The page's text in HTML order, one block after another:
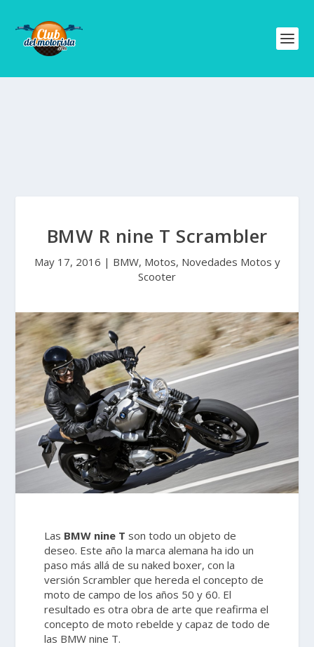
BMW R nine T Scrambler
May 17, 2016 | BMW, Motos, Novedades Motos y
Scooter
Las BMW nine T son todo un objeto de
deseo. Este año la marca alemana ha ido un
paso más allá de su naked boxer, con la
versión Scrambler que hereda el concepto de
moto de campo de los años 50 y 60. El
resultado es otra obra de arte que reafirma el
concepto de moto rebelde y capaz de todo de
las BMW nine T.